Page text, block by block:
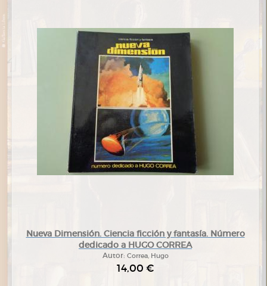
Nueva Dimensión. Ciencia ficción y fantasía. Número
dedicado a HUGO CORREA
Autor: Correa, Hugo
14,00 €